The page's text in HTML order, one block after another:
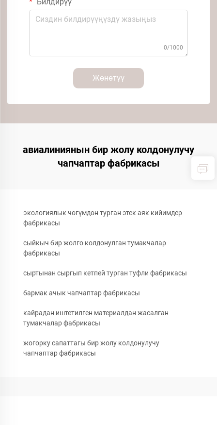
0/1000
Жөнөтүү
авиалиниянын бир жолу колдонулучу
чапчаптар фабрикасы
экологиялык чөгүмдөн турган этек аяк кийимдер
фабрикасы
сыйкыч бир жолго колдонулган тумакчалар
фабрикасы
сыртынан сыргып кетпей турган туфли фабрикасы
бармак ачык чапчаптар фабрикасы
кайрадан иштетилген материалдан жасалган
тумакчалар фабрикасы
жогорку сапаттагы бир жолу колдонулучу
чапчаптар фабрикасы